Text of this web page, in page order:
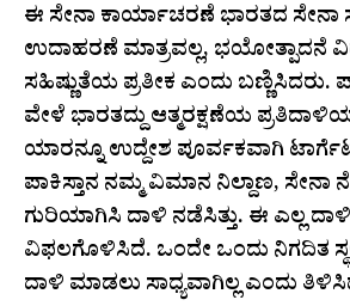
ಈ ಸೇನಾ ಕಾರ್ಯಾಚರಣೆ ಭಾರತದ ಸೇನಾ
ಉದಾಹರಣೆ ಮಾತ್ರವಲ್ಲ, ಭಯೋತ್ಪಾದನೆ
ಸಹಿಷ್ಣುತೆಯ ಪ್ರತೀಕ ಎಂದು ಬಣ್ಣಿಸಿದರು.
ವೇಳೆ ಭಾರತದ್ದು ಆತ್ಮರಕ್ಷಣೆಯ
ಯಾರನ್ನೂ ಉದ್ದೇಶ ಪೂರ್ವಕವಾಗಿ
ಪಾಕಿಸ್ತಾನ ನಮ್ಮ ವಿಮಾನ ನಿಲ್ದಾಣ, ಸೇನಾ
ಗುರಿಯಾಗಿಸಿ ದಾಳಿ ನಡೆಸಿತ್ತು. ಈ ಎಲ್ಲ
ವಿಫಲಗೊಳಿಸಿದೆ. ಒಂದೇ ಒಂದು ನಿಗದಿತ
ದಾಳಿ ಮಾಡಲು ಸಾಧ್ಯವಾಗಿಲ್ಲ ಎಂದು